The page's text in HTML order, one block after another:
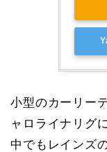
小型のカーリー
ャロライナリグ
中でもレインズ